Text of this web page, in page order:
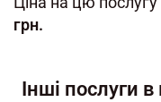
грн.
Інші послуги